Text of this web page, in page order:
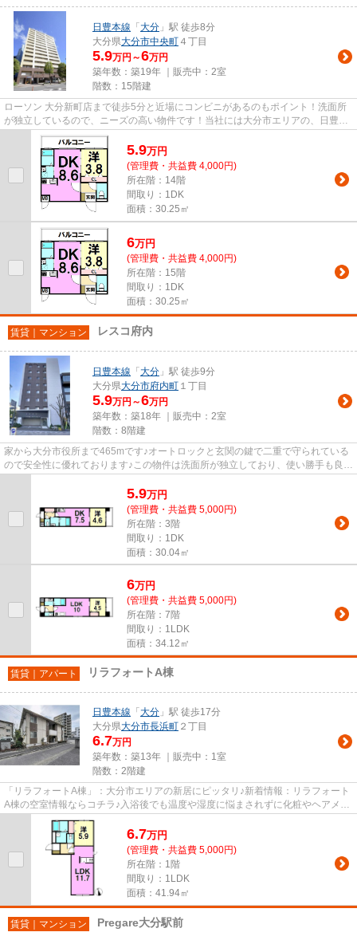
日豊本線 「 大分 」駅 徒歩8分
大分県大分市中央町 ４丁目
5.9万円～6万円
築年数：築19年 ｜販売中： 2室
階数：15階建
ローソン 大分新町店まで徒歩5分と近場にコンビニがあるのもポイント！洗面所
が独立しているので、ニーズの高い物件です！当社には大分市エリアの、日豊本
線大分周辺といったお薦めの...
5.9万円
(管理費・共益費 4,000円)
所在階：14階
間取り：1DK
面積：30.25㎡
6万円
(管理費・共益費 4,000円)
所在階：15階
間取り：1DK
面積：30.25㎡
賃貸｜マンション レスコ府内
日豊本線 「 大分 」駅 徒歩9分
大分県大分市府内町 １丁目
5.9万円～6万円
築年数：築18年 ｜販売中： 2室
階数：8階建
家から大分市役所まで465mです♪オートロックと玄関の鍵で二重で守られている
ので安全性に優れております♪この物件は洗面所が独立しており、使い勝手も良好
5.9万円
(管理費・共益費 5,000円)
所在階：3階
間取り：1DK
面積：30.04㎡
6万円
(管理費・共益費 5,000円)
所在階：7階
間取り：1LDK
面積：34.12㎡
賃貸｜アパート リラフォートA棟
日豊本線 「 大分 」駅 徒歩17分
大分県大分市長浜町 ２丁目
6.7万円
築年数：築13年 ｜販売中： 1室
階数：2階建
「リラフォートA棟」：大分市エリアの新居にピッタリ♪新着情報：リラフォート
A棟の空室情報ならコチラ♪入浴後でも温度や湿度に悩まされずに化粧やヘアメイ
クができる独立洗面台を採用...
6.7万円
(管理費・共益費 5,000円)
所在階：1階
間取り：1LDK
面積：41.94㎡
賃貸｜マンション Pregare大分駅前